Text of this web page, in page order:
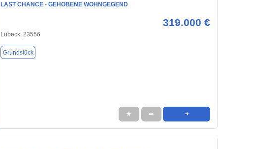
LAST CHANCE - GEHOBENE WOHNGEGEND
319.000 €
Lübeck, 23556
Grundstück
★ ➦ ➜